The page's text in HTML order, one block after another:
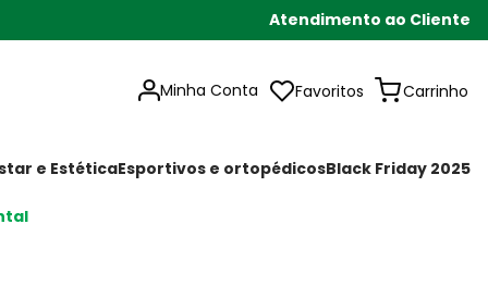
Atendimento ao Cliente
Minha Conta Favoritos
e EstéticaEsportivos e ortopédicosBlack Friday 2025